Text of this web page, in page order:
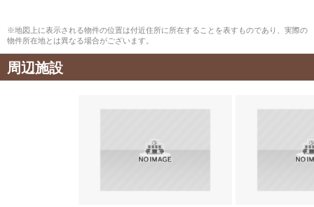
※地図上に表示される物件の位置は付近住所に所在することを表すものであり、実際の
物件所在地とは異なる場合がございます。
周辺施設